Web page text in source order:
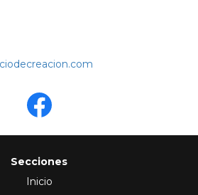
Secciones
Inicio